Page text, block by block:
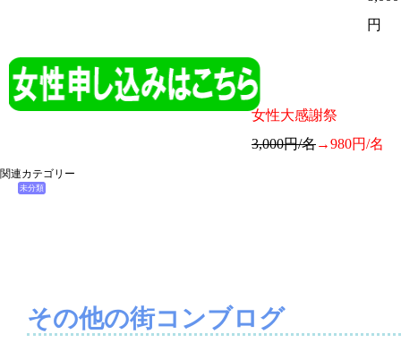
円
女性大感謝祭
3,000円/名→980円/名
関連カテゴリー
未分類
その他の街コンブログ